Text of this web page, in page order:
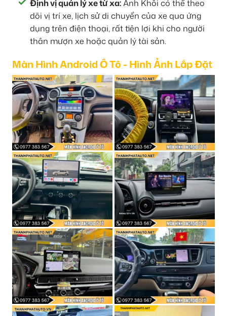
Định vị quản lý xe từ xa:Anh Khôi có thể theo
dõi vị trí xe, lịch sử di chuyển của xe qua ứng
dụng trên điện thoại, rất tiện lợi khi cho người
thân mượn xe hoặc quản lý tài sản.
Màn Hình Android Ô Tô - Hình Ảnh Lắp Đặt